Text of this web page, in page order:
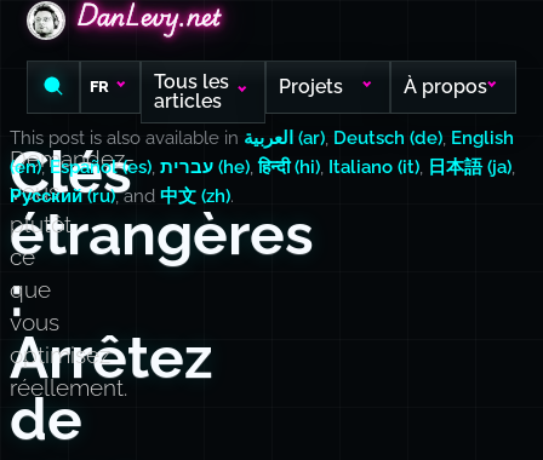
DanLevy.net
DanLevy.net
DanLevy.net
FR
Tous les
articles
Projets À propos
Clés
étrangères
:
Arrêtez
de
Demandez-
vous
plutôt
ce
que
vous
optimisez
réellement.
This post is also available in العربية (ar), Deutsch (de), English
(en),Español (es), עברית (he),हिन्दी (hi), Italiano (it), 日本語 (ja),
Русский (ru), and 中文 (zh).